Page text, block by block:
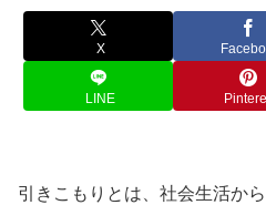
X
LINE
引きこもりとは、社会生活か